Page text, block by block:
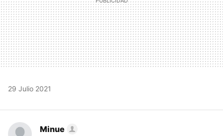
29 Julio 2021
Minue